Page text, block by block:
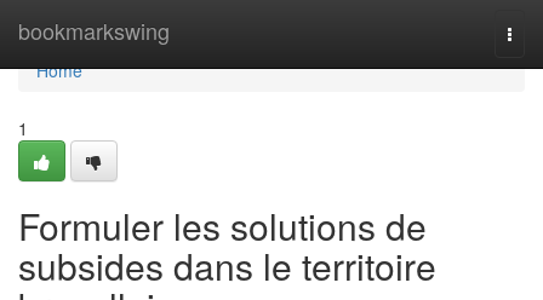
bookmarkswing
Home
Home
1
Formuler les solutions de
subsides dans le territoire